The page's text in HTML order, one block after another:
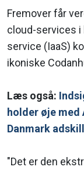
Fremover får
cloud-services i
service (IaaS)
ikoniske
Læs også:
holder øje med
Danmark
"Det er den